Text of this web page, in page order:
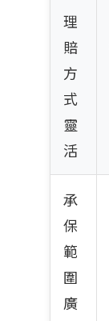
理
賠
方
式
靈
活
承
保
範
圍
廣